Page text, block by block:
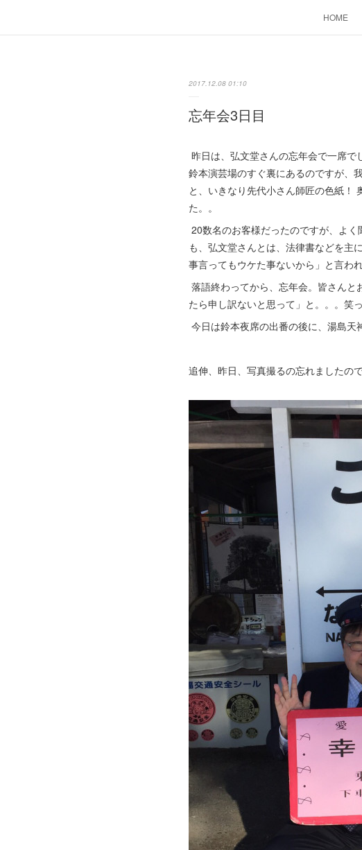
HOME
2017.12.08 01:10
忘年会3日目
昨日は、弘文堂さんの忘年会で一席で
鈴本演芸場のすぐ裏にあるのですが、
と、いきなり先代小さん師匠の色紙！
た。。
20数名のお客様だったのですが、よ
も、弘文堂さんとは、法律書などを主
事言ってもウケた事ないから」と言わ
落語終わってから、忘年会。皆さん
たら申し訳ないと思って」と。。。笑
今日は鈴本夜席の出番の後に、湯島天
追伸、昨日、写真撮るの忘れましたの